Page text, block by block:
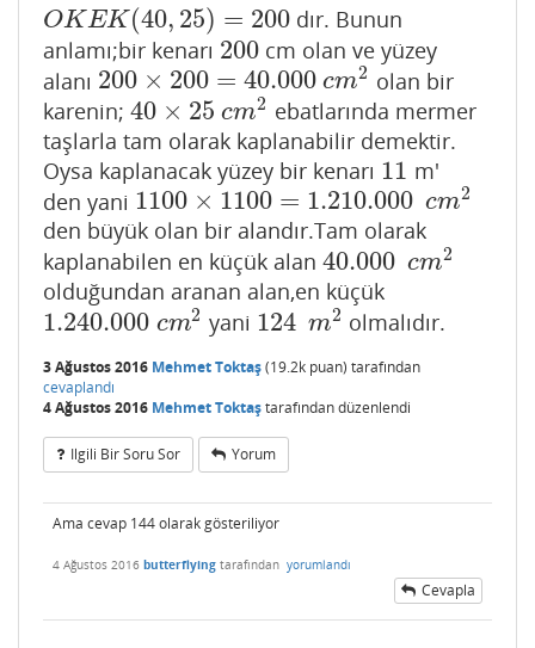
OKEK (40, 25) = 200
OKEK(40,25)= 200
dır. Bunun
anlamı;bir kenarı 200
200 cm olan ve yüzey
alanı 200 × 200 = 40.000
200× 200=40.000 cm2
cm2 olan bir
karenin; 40 × 25
40× 25 cm2
cm2 ebatlarında mermer
taşlarla tam olarak kaplanabilir demektir.
Oysa kaplanacak yüzey bir kenarı 11
11 m'
den yani 1100 × 1100 = 1.210.000
1100× 1100=1.210.000 cm2
cm2
den büyük olan bir alandır.Tam olarak
kaplanabilen en küçük alan 40.000
40.000 cm2
cm2
olduğundan aranan alan,en küçük
1.240.000
1.240.000 cm2
cm2 yani 124
124 m2
m2 olmalıdır.
3 Ağustos 2016 Mehmet Toktaş(19.2k puan) tarafından
cevaplandı
4 Ağustos 2016 Mehmet Toktaştarafındandüzenlendi
Ilgili Bir Soru Sor Yorum
Ama cevap 144 olarak gösteriliyor
4 Ağustos 2016 butterflying tarafından yorumlandı
Cevapla